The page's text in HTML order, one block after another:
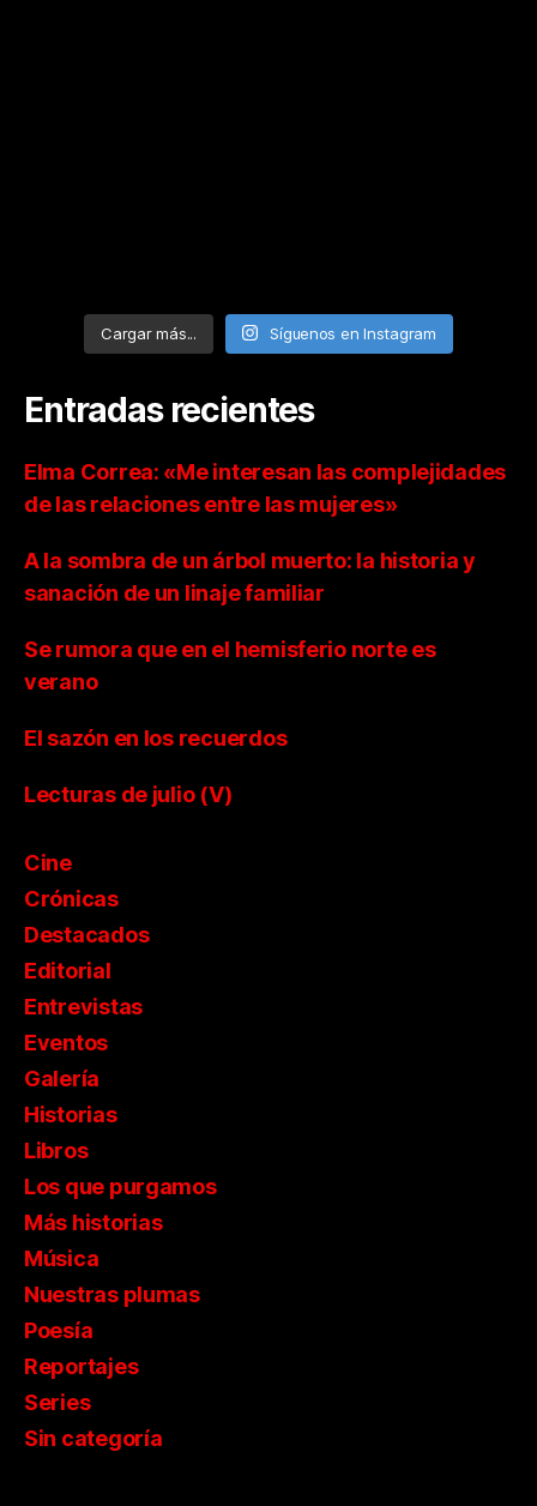
Cargar más... Síguenos en Instagram
Entradas recientes
Elma Correa: «Me interesan las complejidades
de las relaciones entre las mujeres»
A la sombra de un árbol muerto: la historia y
sanación de un linaje familiar
Se rumora que en el hemisferio norte es
verano
El sazón en los recuerdos
Lecturas de julio (V)
Cine
Crónicas
Destacados
Editorial
Entrevistas
Eventos
Galería
Historias
Libros
Los que purgamos
Más historias
Música
Nuestras plumas
Poesía
Reportajes
Series
Sin categoría